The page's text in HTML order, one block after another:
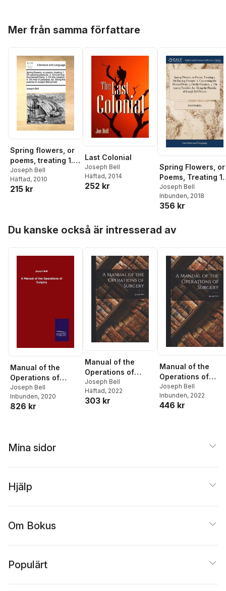
Mer från samma författare
Spring flowers, or
poems, treating 1.
On passing
pleasure. 2.
Concerning the
&c. Being the
Joseph Bell
Häftad, 2010
215 kr
Last Colonial
Joseph Bell
Häftad, 2014
252 kr
Spring Flowers, or
Poems, Treating 1.
On Passing
Pleasure. 2.
Concerning the
the Creation. 4.
&c. Being the
Puerilia of Joseph
Bell Printer
Joseph Bell
Inbunden, 2018
356 kr
Du kanske också är intresserad av
Manual of the
Operations of
Surgery
Joseph Bell
Inbunden, 2020
826 kr
Manual of the
Operations of
Surgery
Joseph Bell
Häftad, 2022
303 kr
Manual of the
Operations of
Surgery
Joseph Bell
Inbunden, 2022
446 kr
Mina sidor
Hjälp
Om Bokus
Populärt